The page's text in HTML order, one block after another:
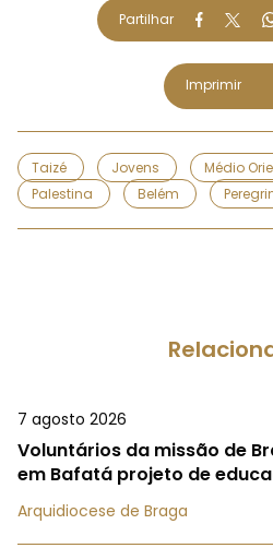
Partilhar
Imprimir
Taizé Jovens Médio
Palestina
Belém
7 agosto 2026
Voluntários da missão de
em Bafatá projeto de
Arquidiocese de Braga